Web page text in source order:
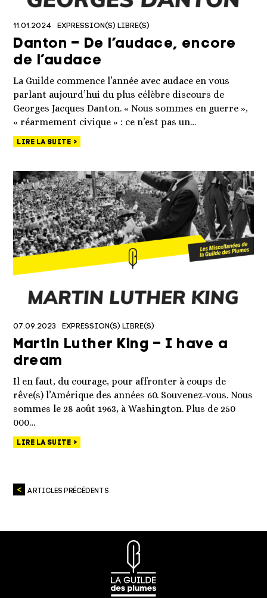
11.01.2024 EXPRESSION(S) LIBRE(S)
Danton – De l’audace, encore
de l’audace
La Guilde commence l’année avec audace en vous
parlant aujourd’hui du plus célèbre discours de
Georges Jacques Danton. « Nous sommes en guerre »,
« réarmement civique » : ce n’est pas un…
LIRE LA SUITE
07.09.2023 EXPRESSION(S) LIBRE(S)
Martin Luther King – I have a
dream
Il en faut, du courage, pour affronter à coups de
rêve(s) l’Amérique des années 60. Souvenez-vous. Nous
sommes le 28 août 1963, à Washington. Plus de 250
000…
LIRE LA SUITE
ARTICLES PRÉCÉDENTS